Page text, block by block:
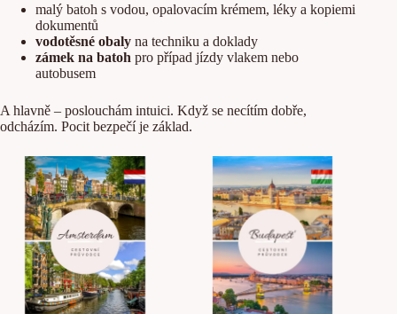
malý batoh s vodou, opalovacím krémem, léky a kopiemi
dokumentů
vodotěsné obaly na techniku a doklady
zámek na batoh pro případ jízdy vlakem nebo
autobusem
A hlavně – poslouchám intuici. Když se necítím dobře,
odcházím. Pocit bezpečí je základ.